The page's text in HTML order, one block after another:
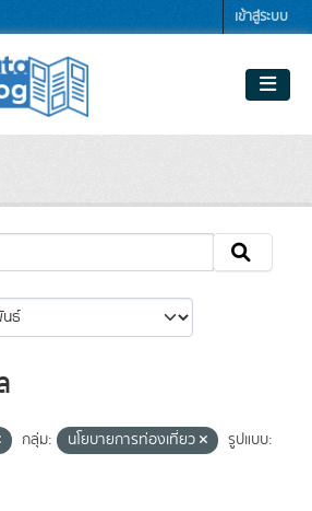
เข้าสู่ระบบ
กลุ่ม: นโยบายการท่องเที่ยว
รูปแบบ: